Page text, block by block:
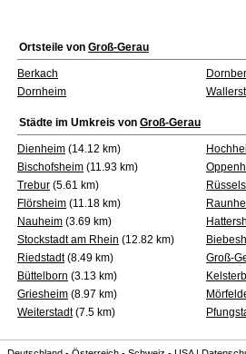
Ortsteile von Groß-Gerau
Berkach
Dornheim
Städte im Umkreis von Groß-Gerau
Dienheim (14.12 km)
Bischofsheim (11.93 km)
Trebur (5.61 km)
Flörsheim (11.18 km)
Nauheim (3.69 km)
Stockstadt am Rhein (12.82 km)
Riedstadt(8.49 km) Groß-
Büttelborn (3.13 km)
Griesheim (8.97 km)
Weiterstadt(7.5 km)